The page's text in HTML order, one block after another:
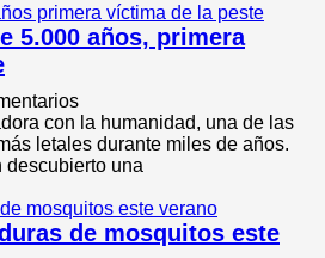
5.000 años, primera
con la humanidad, una de las
letales durante miles de años.
descubierto una
de mosquitos este